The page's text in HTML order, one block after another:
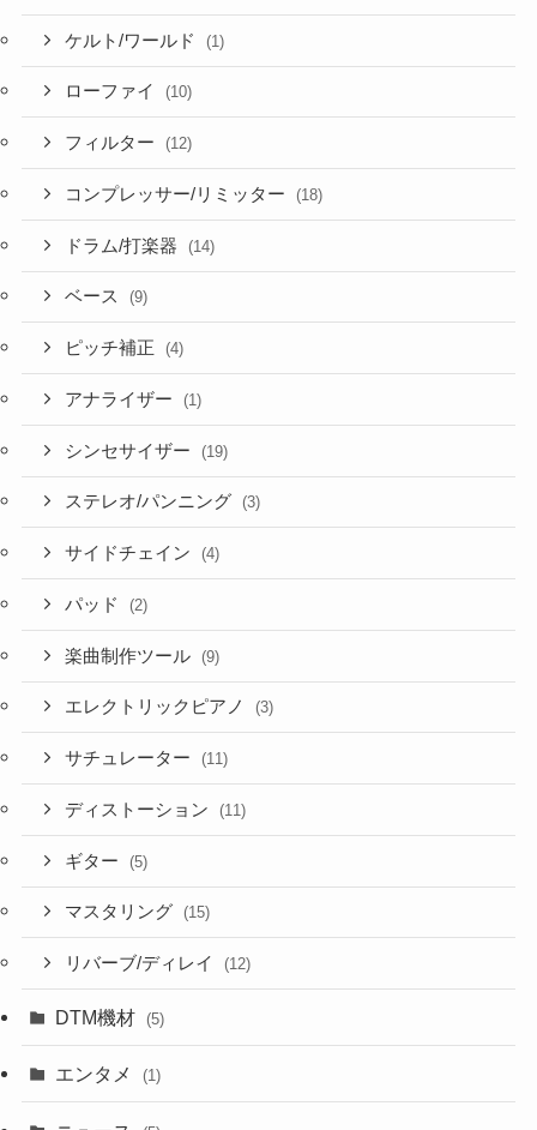
ケルト/ワールド (1)
ローファイ (10)
フィルター (12)
コンプレッサー/リミッター (18)
ドラム/打楽器 (14)
ベース (9)
ピッチ補正 (4)
アナライザー (1)
シンセサイザー (19)
ステレオ/パンニング (3)
サイドチェイン (4)
パッド (2)
楽曲制作ツール (9)
エレクトリックピアノ (3)
サチュレーター (11)
ディストーション (11)
ギター (5)
マスタリング (15)
リバーブ/ディレイ (12)
DTM機材 (5)
エンタメ (1)